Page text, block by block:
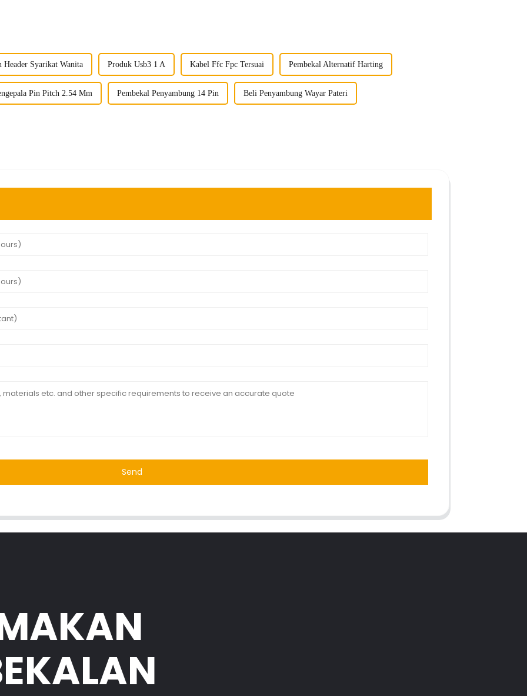
Header Syarikat Wanita Produk Usb3 1 A Kabel Ffc Fpc Tersuai Pembekal Alternatif Harting
Pin Pitch 2.54 Mm Pembekal Penyambung 14 Pin Beli Penyambung Wayar Pateri
Send